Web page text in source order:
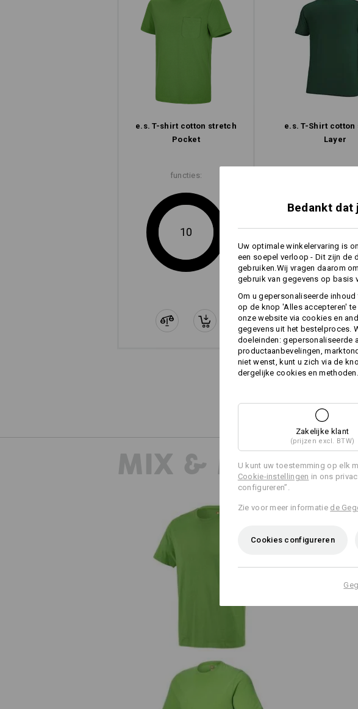
e.s. T-shirt cotton stretch
Pocket
functies:
10
e.s. T-Shirt cotton
Layer
9
+1 andere
MIX & MATCH
e.s. T-Shirt cotton
Bedankt dat
Uw optimale winkelervaring is
een soepel verloop - Dit zijn de
gebruiken.Wij vragen daarom
gebruik van gegevens op basis
Om u gepersonaliseerde
op de knop 'Alles accepteren'
onze website via cookies en
gegevens uit het bestelproces.
doeleinden: gepersonaliseerde
productaanbevelingen,
niet wenst, kunt u zich via de
dergelijke cookies en methoden.
Zakelijke klant
(prijzen excl. BTW)
U kunt uw toestemming op elk
Cookie-instellingen in ons
configureren”.
Zie voor meer informatie de
Cookies configureren